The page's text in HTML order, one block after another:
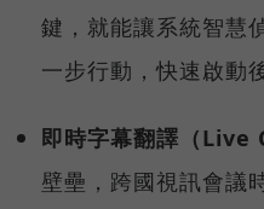
鍵，就能讓系統智慧
一步行動，快速啟動
即時字幕翻譯（Live
壁壘，跨國視訊會議